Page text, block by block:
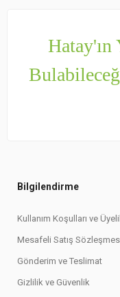
Bilgilendirme
Kullanım Koşulları ve
Mesafeli Satış
Gönderim ve Teslimat
Gizlilik ve Güvenlik